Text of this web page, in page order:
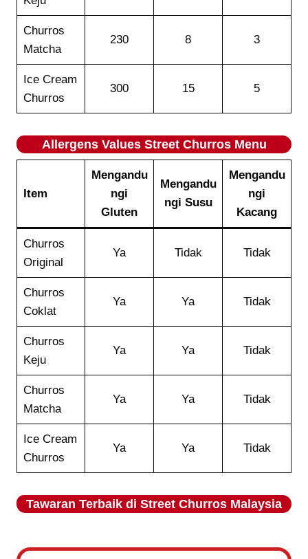
Churros
Matcha
230 8 3
Ice Cream
Churros
300 15 5
Allergens Values Street Churros Menu
Item
Mengandu
ngi
Gluten
Mengandu
ngi Susu
Mengandu
ngi
Kacang
Churros
Original
Ya Tidak Tidak
Churros
Coklat
Ya Ya Tidak
Churros
Keju
Ya Ya Tidak
Churros
Matcha
Ya Ya Tidak
Ice Cream
Churros
Ya Ya Tidak
Tawaran Terbaik di Street Churros Malaysia